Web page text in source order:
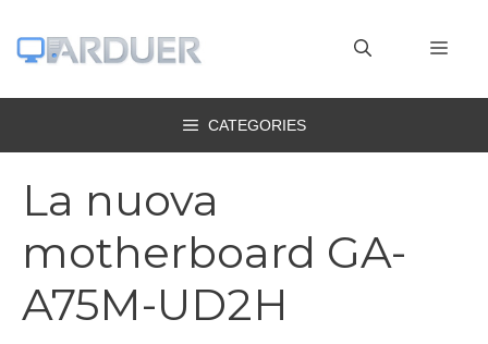
CATEGORIES
La nuova
motherboard GA-
A75M-UD2H